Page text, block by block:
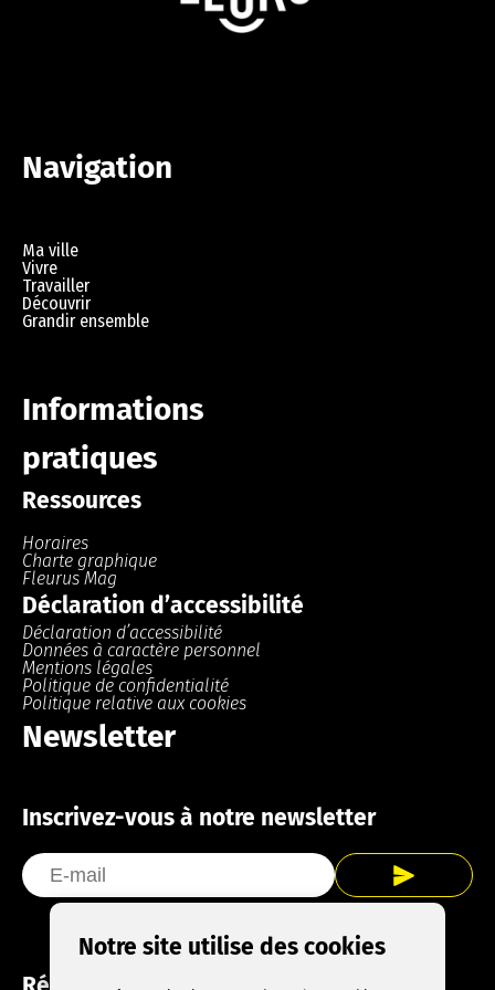
Navigation
Ma ville
Vivre
Travailler
Découvrir
Grandir ensemble
Informations
pratiques
Ressources
Horaires
Charte graphique
Fleurus Mag
Déclaration d’accessibilité
Déclaration d’accessibilité
Données à caractère personnel
Mentions légales
Politique de confidentialité
Politique relative aux cookies
Newsletter
Inscrivez-vous à notre newsletter
Notre site utilise des cookies